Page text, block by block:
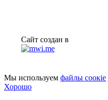
Сайт создан в
Мы используем файлы соoкіе
Хорошо